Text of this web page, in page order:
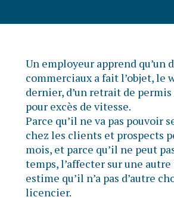
Un employeur apprend qu’un
commerciaux a fait l’objet, le
dernier, d’un retrait de
pour excès de vitesse.
Parce qu’il ne va pas pouvoir
chez les clients et prospects
mois, et parce qu’il ne peut
temps, l’affecter sur une
estime qu’il n’a pas d’autre
licencier.